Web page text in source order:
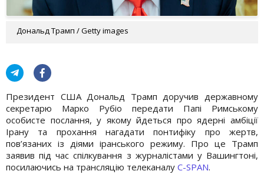
Дональд Трамп / Getty images
Президент США Дональд Трамп доручив державному
секретарю Марко Рубіо передати Папі Римському
особисте послання, у якому йдеться про ядерні амбіції
Ірану та прохання нагадати понтифіку про жертв,
пов’язаних із діями іранського режиму. Про це Трамп
заявив під час спілкування з журналістами у Вашингтоні,
посилаючись на трансляцію телеканалу C-SPAN.